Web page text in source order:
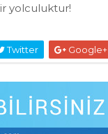
yolculuktur!
Twitter Google+